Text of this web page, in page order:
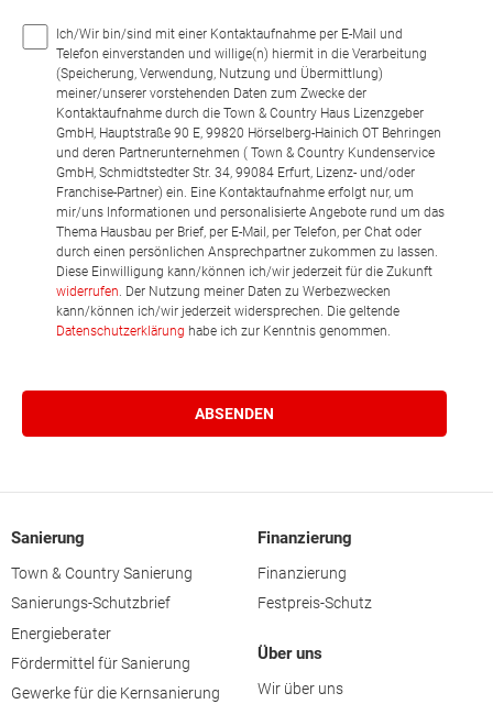
Ich/Wir bin/sind mit einer Kontaktaufnahme per E-Mail und
Telefon einverstanden und willige(n) hiermit in die Verarbeitung
(Speicherung, Verwendung, Nutzung und Übermittlung)
meiner/unserer vorstehenden Daten zum Zwecke der
Kontaktaufnahme durch die Town & Country Haus Lizenzgeber
GmbH, Hauptstraße 90 E, 99820 Hörselberg-Hainich OT Behringen
und deren Partnerunternehmen ( Town & Country Kundenservice
GmbH, Schmidtstedter Str. 34, 99084 Erfurt, Lizenz- und/oder
Franchise-Partner) ein. Eine Kontaktaufnahme erfolgt nur, um
mir/uns Informationen und personalisierte Angebote rund um das
Thema Hausbau per Brief, per E-Mail, per Telefon, per Chat oder
durch einen persönlichen Ansprechpartner zukommen zu lassen.
Diese Einwilligung kann/können ich/wir jederzeit für die Zukunft
widerrufen. Der Nutzung meiner Daten zu Werbezwecken
kann/können ich/wir jederzeit widersprechen. Die geltende
Datenschutzerklärung habe ich zur Kenntnis genommen.
Sanierung
Town & Country Sanierung
Sanierungs-Schutzbrief
Energieberater
Fördermittel für Sanierung
Gewerke für die Kernsanierung
Finanzierung
Finanzierung
Festpreis-Schutz
Über uns
Wir über uns